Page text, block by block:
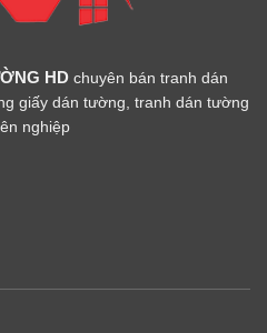
HD chuyên bán tranh dán
giấy dán tường, tranh dán tường
nghiệp